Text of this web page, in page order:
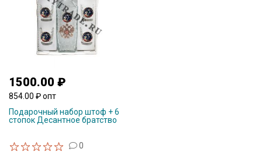
1500.00 ₽
854.00 ₽ опт
Подарочный набор штоф + 6
стопок Десантное братство
0